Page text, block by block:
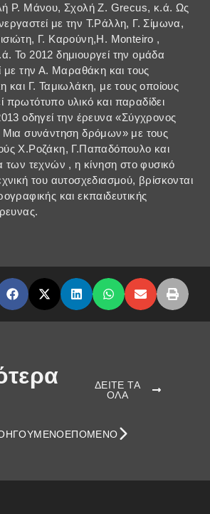
Ρ. Μάνου, Σχολή Ζ. Grecus, κ.ά. Ως
με την Τ.Ράλλη, Γ. Σίμωνα,
Γ. Καρούνη,H. Monteiro ,
Το 2012 δημιουργεί την ομάδα
με την Α. Μαραθάκη και τους
και Γ. Ταμιωλάκη, με τους οποίους
πρωτότυπο υλικό και παραδίδει
οδηγεί την έρευνα «Σύγχρονος
Μια συνάντηση δρόμων» με τους
Χ.Ροζάκη, Γ.Παπαδόπουλο και
των τεχνών , η κίνηση στο φυσικό
του αυτοσχεδιασμού, βρίσκονται
και εκπαιδευτικής
ΔΕΙΤΕ ΤΑ
ΟΛΑ
ΕΠΌΜΕΝΟ